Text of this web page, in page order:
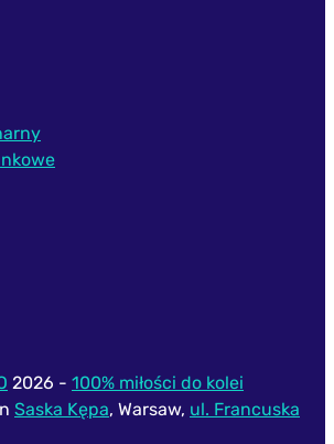
2026 - 100% miłości do kolei
Saska Kępa, Warsaw, ul. Francuska